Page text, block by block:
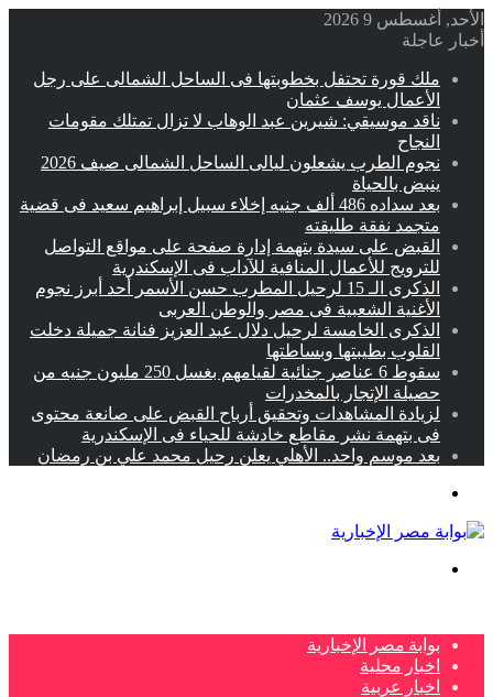
الأحد, أغسطس 9 2026
أخبار عاجلة
ملك قورة تحتفل بخطوبتها فى الساحل الشمالى على رجل
الأعمال يوسف عثمان
ناقد موسيقي: شيرين عبد الوهاب لا تزال تمتلك مقومات
النجاح
نجوم الطرب يشعلون ليالى الساحل الشمالى صيف 2026
ينبض بالحياة
بعد سداده 486 ألف جنيه إخلاء سبيل إبراهيم سعيد فى قضية
متجمد نفقة طليقته
القبض على سيدة بتهمة إدارة صفحة على مواقع التواصل
للترويج للأعمال المنافية للآداب فى الإسكندرية
الذكرى الـ 15 لرحيل المطرب حسن الأسمر أحد أبرز نجوم
الأغنية الشعبية فى مصر والوطن العربى
الذكرى الخامسة لرحيل دلال عبد العزيز فنانة جميلة دخلت
القلوب بطيبتها وبساطتها
سقوط 6 عناصر جنائية لقيامهم بغسل 250 مليون جنيه من
حصيلة الإتجار بالمخدرات
لزيادة المشاهدات وتحقيق أرباح القبض على صانعة محتوى
فى بتهمة نشر مقاطع خادشة للحياء فى الإسكندرية
بعد موسم واحد.. الأهلي يعلن رحيل محمد علي بن رمضان
بوابة مصر الإخبارية
اخبار محلية
اخبار عربية